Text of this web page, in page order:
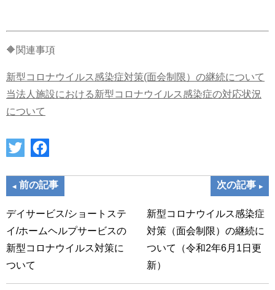
🔶関連事項
新型コロナウイルス感染症対策(面会制限）の継続について
当法人施設における新型コロナウイルス感染症の対応状況
について
前の記事
デイサービス/ショートステ
イ/ホームヘルプサービスの
新型コロナウイルス対策に
ついて
次の記事
新型コロナウイルス感染症
対策（面会制限）の継続に
ついて（令和2年6月1日更
新）